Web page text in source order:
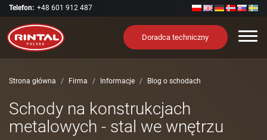
Telefon: +48 601 912 487
Doradca techniczny
Strona główna Firma Informacje Blog o schodach
Schody na konstrukcjach
metalowych - stal we wnętrzu